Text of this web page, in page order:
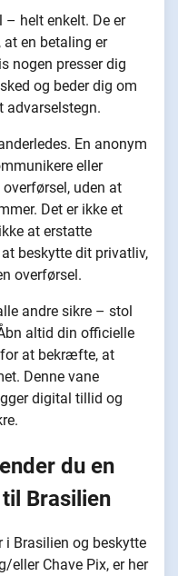
– helt enkelt. De er
en betaling er
nogen presser dig
og beder dig om
advarselstegn.
En anonym
eller
uden at
Det er ikke et
at erstatte
beskytte dit privatliv,
overførsel.
andre sikre – stol
altid din officielle
at bekræfte, at
Denne vane
digital tillid og
du en
Brasilien
i Brasilien og beskytte
eller Chave Pix, er her